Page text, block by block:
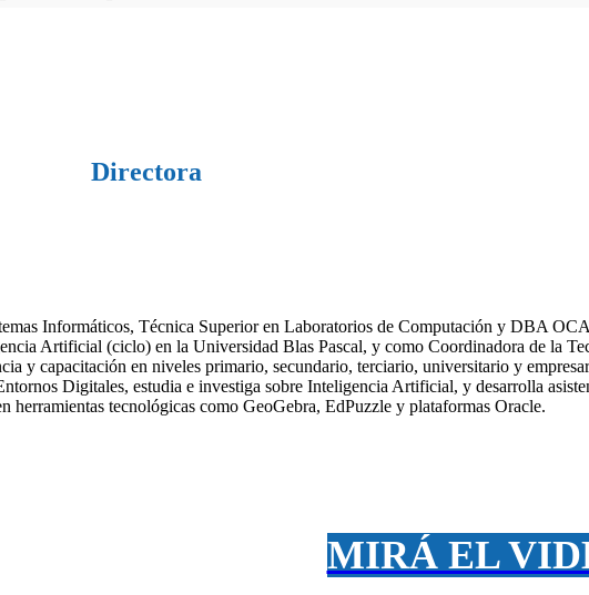
Directora
Informáticos, Técnica Superior en Laboratorios de Computación y DBA
Artificial (ciclo) en la Universidad Blas Pascal, y como Coordinadora de la
y capacitación en niveles primario, secundario, terciario, universitario y
Digitales, estudia e investiga sobre Inteligencia Artificial, y desarrolla
tecnológicas como GeoGebra, EdPuzzle y plataformas Oracle.
MIRÁ EL